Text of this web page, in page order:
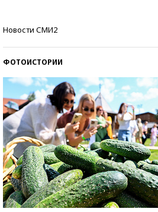
Новости СМИ2
ФОТОИСТОРИИ